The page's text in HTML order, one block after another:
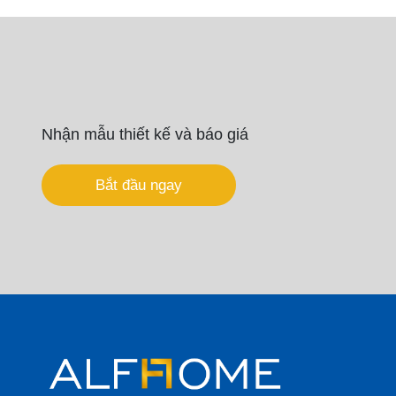
Nhận mẫu thiết kế và báo giá
Bắt đầu ngay